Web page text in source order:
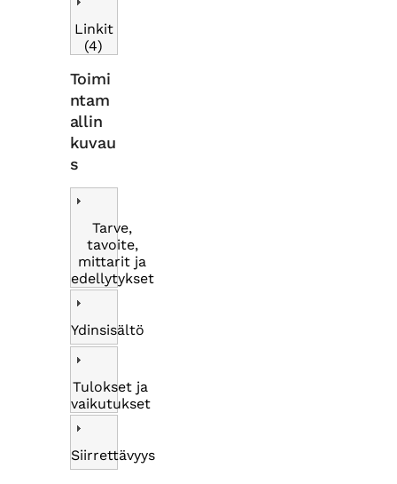
Linkit
(4)
Toimi
ntam
allin
kuvau
s
Tarve,
tavoite,
mittarit ja
edellytykset
Ydinsisältö
Tulokset ja
vaikutukset
Siirrettävyys